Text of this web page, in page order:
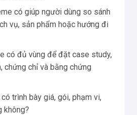
có giúp người dùng so sánh
vụ, sản phẩm hoặc hướng đi
có đủ vùng để đặt case study,
chứng chỉ và bằng chứng
trình bày giá, gói, phạm vi,
không?